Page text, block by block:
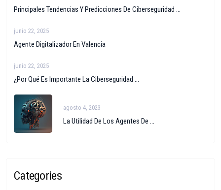
Principales Tendencias Y Predicciones De Ciberseguridad ...
junio 22, 2025
Agente Digitalizador En Valencia
junio 22, 2025
¿Por Qué Es Importante La Ciberseguridad ...
agosto 4, 2023
La Utilidad De Los Agentes De ...
Categories